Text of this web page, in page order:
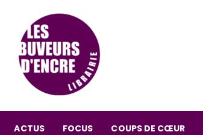
ACTUS FOCUS COUPS DE CŒUR